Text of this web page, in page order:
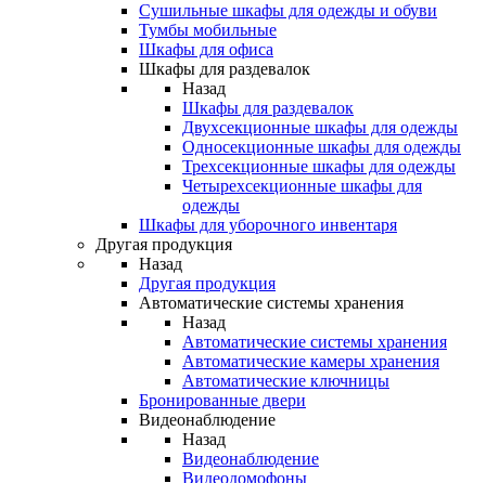
Сушильные шкафы для одежды и обуви
Тумбы мобильные
Шкафы для офиса
Шкафы для раздевалок
Назад
Шкафы для раздевалок
Двухсекционные шкафы для одежды
Односекционные шкафы для одежды
Трехсекционные шкафы для одежды
Четырехсекционные шкафы для
одежды
Шкафы для уборочного инвентаря
Другая продукция
Назад
Другая продукция
Автоматические системы хранения
Назад
Автоматические системы хранения
Автоматические камеры хранения
Автоматические ключницы
Бронированные двери
Видеонаблюдение
Назад
Видеонаблюдение
Видеодомофоны